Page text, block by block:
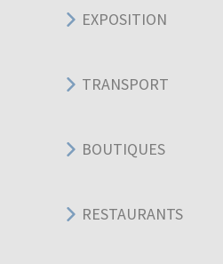
EXPOSITION
TRANSPORT
BOUTIQUES
RESTAURANTS